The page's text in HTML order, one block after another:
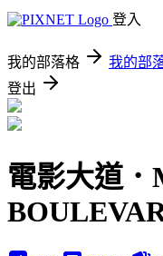
登入
我的部落格 我的部
登出
電影大道